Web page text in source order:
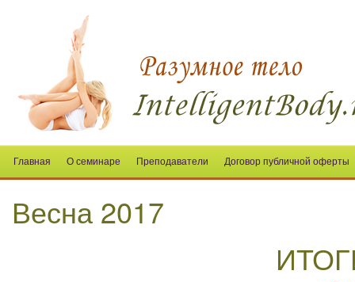
Главная О семинаре Преподаватели Договор публичной оферты
Весна 2017